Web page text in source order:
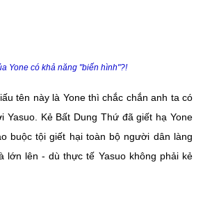
Yone có khả năng "biến hình"?!
tên này là Yone thì chắc chắn anh ta có
Yasuo. Kẻ Bất Dung Thứ đã giết hạ Yone
buộc tội giết hại toàn bộ người dân làng
lớn lên - dù thực tế Yasuo không phải kẻ